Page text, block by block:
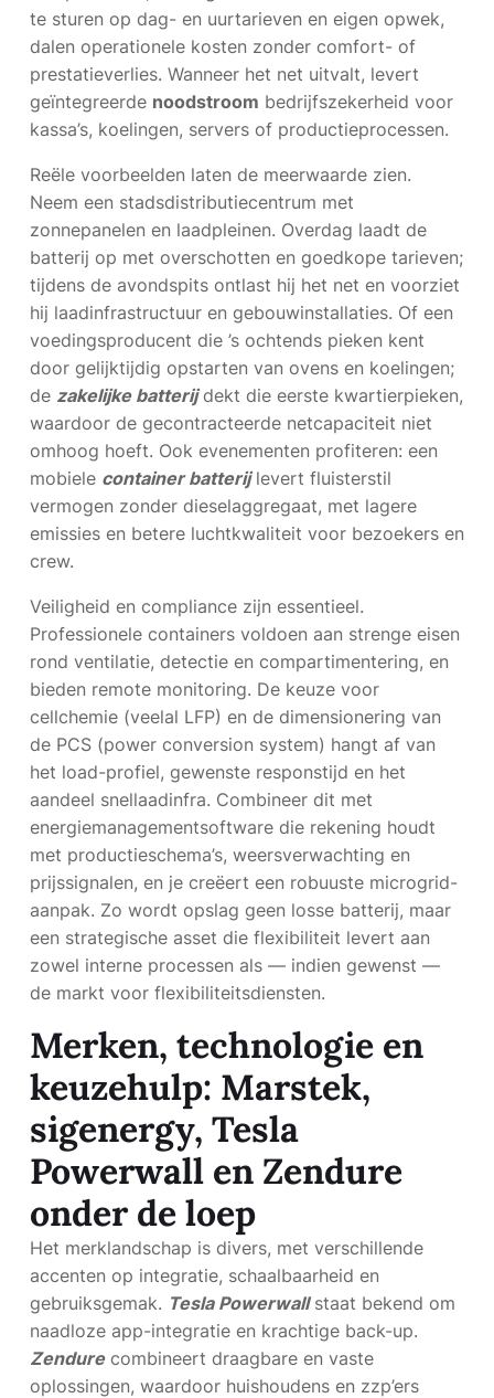
te sturen op dag- en uurtarieven en eigen opwek,
dalen operationele kosten zonder comfort- of
prestatieverlies. Wanneer het net uitvalt, levert
geïntegreerde noodstroom bedrijfszekerheid voor
kassa’s, koelingen, servers of productieprocessen.
Reële voorbeelden laten de meerwaarde zien.
Neem een stadsdistributiecentrum met
zonnepanelen en laadpleinen. Overdag laadt de
batterij op met overschotten en goedkope tarieven;
tijdens de avondspits ontlast hij het net en voorziet
hij laadinfrastructuur en gebouwinstallaties. Of een
voedingsproducent die ’s ochtends pieken kent
door gelijktijdig opstarten van ovens en koelingen;
de zakelijke batterijdekt die eerste kwartierpieken,
waardoor de gecontracteerde netcapaciteit niet
omhoog hoeft. Ook evenementen profiteren: een
mobiele container batterijlevert fluisterstil
vermogen zonder dieselaggregaat, met lagere
emissies en betere luchtkwaliteit voor bezoekers en
crew.
Veiligheid en compliance zijn essentieel.
Professionele containers voldoen aan strenge eisen
rond ventilatie, detectie en compartimentering, en
bieden remote monitoring. De keuze voor
cellchemie (veelal LFP) en de dimensionering van
de PCS (power conversion system) hangt af van
het load-profiel, gewenste responstijd en het
aandeel snellaadinfra. Combineer dit met
energiemanagementsoftware die rekening houdt
met productieschema’s, weersverwachting en
prijssignalen, en je creëert een robuuste microgrid-
aanpak. Zo wordt opslag geen losse batterij, maar
een strategische asset die flexibiliteit levert aan
zowel interne processen als — indien gewenst —
de markt voor flexibiliteitsdiensten.
Merken, technologie en
keuzehulp: Marstek,
sigenergy, Tesla
Powerwall en Zendure
onder de loep
Het merklandschap is divers, met verschillende
accenten op integratie, schaalbaarheid en
gebruiksgemak. Tesla Powerwallstaat bekend om
naadloze app-integratie en krachtige back-up.
Zendurecombineert draagbare en vaste
oplossingen, waardoor huishoudens en zzp’ers